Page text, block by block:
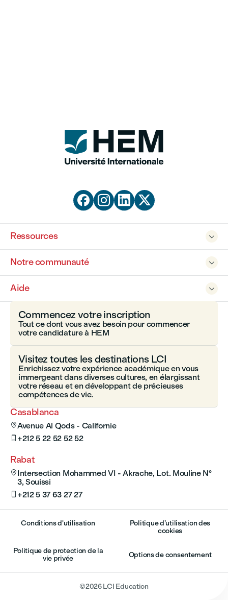
   

Ressources

Notre communauté

Aide
Casablanca
Avenue Al Qods - Californie
 +212 5 22 52 52 52
Rabat
 Intersection Mohammed VI - Akrache, Lot. Mouline N°
3, Souissi
 +212 5 37 63 27 27
Commencez votre inscription
Tout ce dont vous avez besoin pour commencer
votre candidature à HEM
Visitez toutes les destinations LCI
Enrichissez votre expérience académique en vous
immergeant dans diverses cultures, en élargissant
votre réseau et en développant de précieuses
compétences de vie.
Conditions d'utilisation
Politique d’utilisation des
cookies
Politique de protection de la
vie privée
Options de consentement
©2026LCI Education